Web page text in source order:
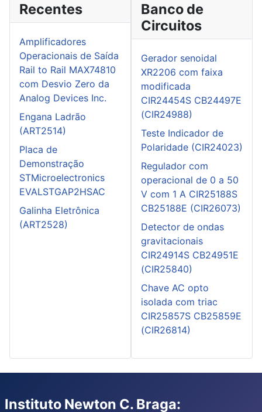
Recentes
Amplificadores
Operacionais de Saída
Rail to Rail MAX74810
com Desvio Zero da
Analog Devices Inc.
Engana Ladrão
(ART2514)
Placa de
Demonstração
STMicroelectronics
EVALSTGAP2HSAC
Galinha Eletrônica
(ART2528)
Banco de
Circuitos
Gerador senoidal
XR2206 com faixa
modificada
CIR24454S CB24497E
(CIR24988)
Teste Indicador de
Polaridade (CIR24023)
Regulador com
operacional de 0 a 50
V com 1 A CIR25188S
CB25188E (CIR26073)
Detector de ondas
gravitacionais
CIR24914S CB24951E
(CIR25840)
Chave AC opto
isolada com triac
CIR25857S CB25859E
(CIR26814)
Instituto Newton C. Braga: